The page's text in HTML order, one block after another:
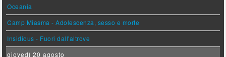
Oceania
Camp Miasma - Adolescenza, sesso e morte
Insidious - Fuori dall'altrove
giovedì 20 agosto